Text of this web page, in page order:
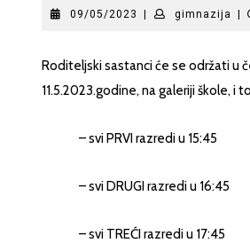
09/05/2023 09/05/2023gimnazija
Roditeljski sastanci će se održati u
11.5.2023.godine, na galeriji škole, i
– svi PRVI razredi u 15:45
– svi DRUGI razredi u 16:45
– svi TREĆI razredi u 17:45